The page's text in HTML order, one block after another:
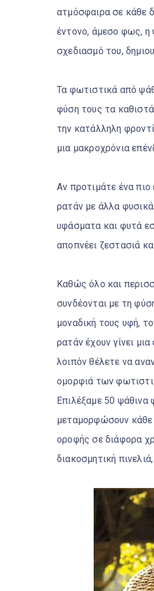
ατμόσφαιρα σε κάθε
έντονο, άμεσο φως, η
σχεδιασμό του,
Τα φωτιστικά από
φύση τους τα
την κατάλληλη
μια μακροχρόνια
Αν προτιμάτε ένα
ρατάν με άλλα
υφάσματα και φυτά
αποπνέει ζεστασιά
Καθώς όλο και
συνδέονται με τη
μοναδική τους υφή,
ρατάν έχουν γίνει
λοιπόν θέλετε να
ομορφιά των
Επιλέξαμε 50 ψάθινα
μεταμορφώσουν κάθε
οροφής σε διάφορα
διακοσμητική